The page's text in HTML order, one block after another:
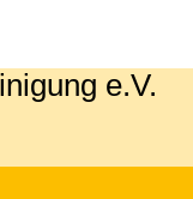
e.V.